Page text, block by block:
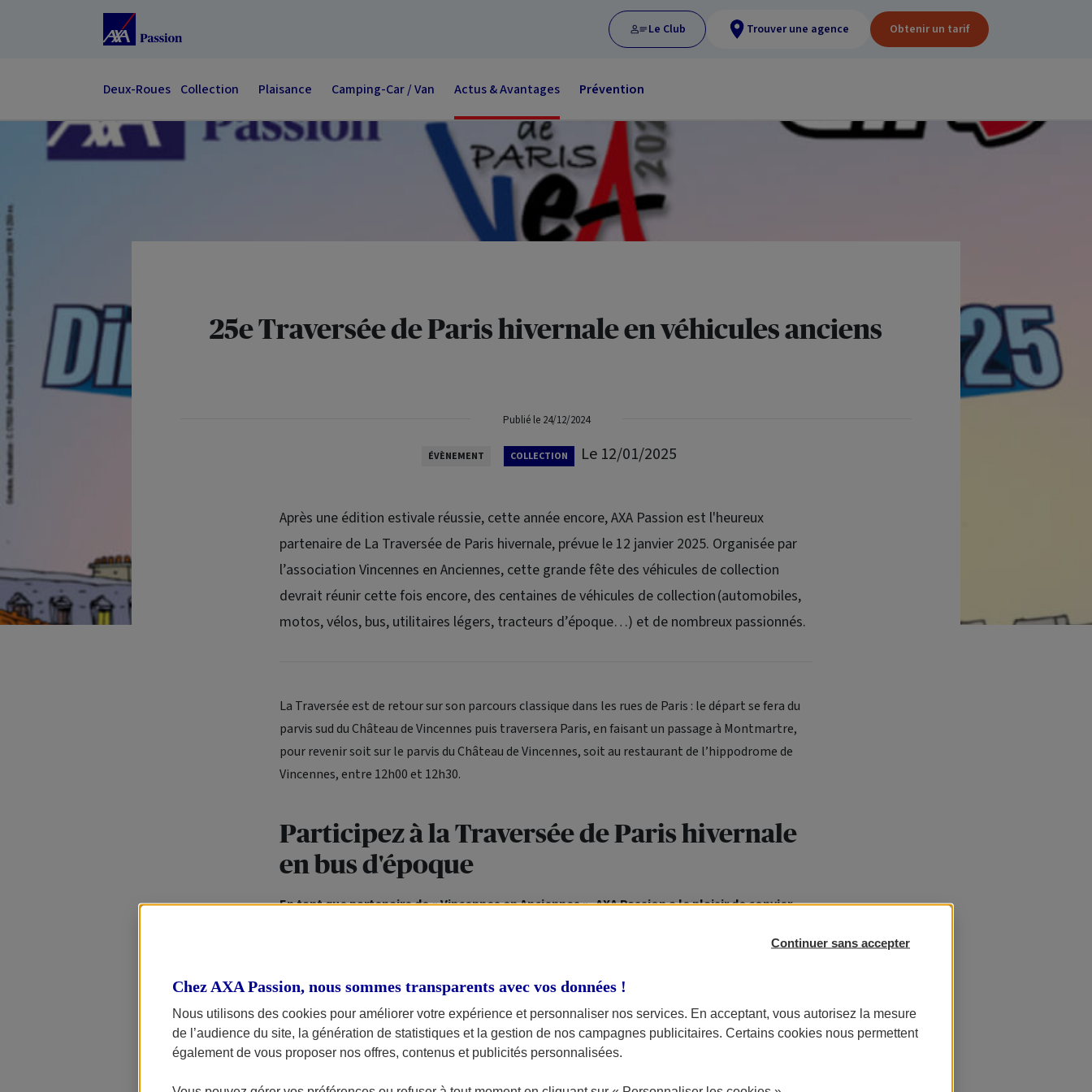
Continuer sans accepter
Chez AXA Passion, nous sommes transparents avec vos données !
Nous utilisons des cookies pour améliorer votre expérience et personnaliser nos services. En acceptant, vous autorisez la mesure
de l’audience du site, la génération de statistiques et la gestion de nos campagnes publicitaires. Certains cookies nous permettent
également de vous proposer nos offres, contenus et publicités personnalisées.
Accéder au Contenu
Le Club Trouver une agence Obtenir un tarif
Deux-Roues Collection Plaisance Camping-Car / Van Actus & Avantages Prévention
25e Traversée de Paris hivernale en véhicules anciens
Publié le 24/12/2024
ÉVÈNEMENT COLLECTION Le 12/01/2025
Après une édition estivale réussie, cette année encore, AXA Passion est l'heureux
partenaire de La Traversée de Paris hivernale, prévue le 12 janvier 2025. Organisée par
l’association Vincennes en Anciennes, cette grande fête des véhicules de collection
devrait réunir cette fois encore, des centaines de véhicules de collection (automobiles,
motos, vélos, bus, utilitaires légers, tracteurs d’époque…) et de nombreux passionnés.
La Traversée est de retour sur son parcours classique dans les rues de Paris : le départ se fera du
parvis sud du Château de Vincennes puis traversera Paris, en faisant un passage à Montmartre,
pour revenir soit sur le parvis du Château de Vincennes, soit au restaurant de l’hippodrome de
Vincennes, entre 12h00 et 12h30.
Participez à la Traversée de Paris hivernale
en bus d'époque
En tant que partenaire de « Vincennes en Anciennes », AXA Passion a le plaisir de convier
Ce bus d’époque aux couleurs d’AXA accueillera les membres du Club souhaitant participer à
l’événement. Il partira à 8h00 du parvis du Château de Vincennes puis effectuera le parcours
initialement prévu.